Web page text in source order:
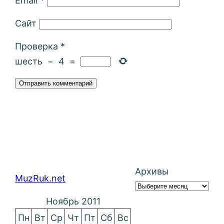
Сайт
Проверка *
шесть − 4 =
MuzRuk.net
Архивы
Ноябрь 2011
Пн Вт Ср Чт Пт Сб Вс